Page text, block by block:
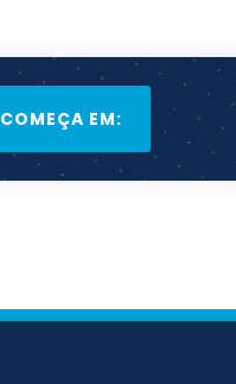
COMEÇA EM: